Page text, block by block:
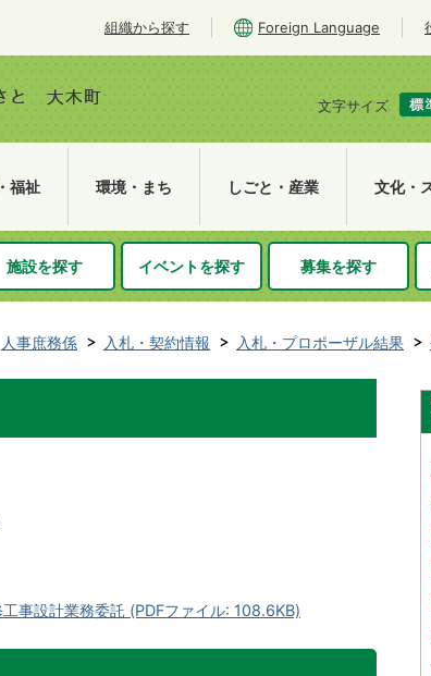
組織から探す Foreign Language
文字サイズ
福祉 環境・まち しごと・産業 文化・
施設を探す イベントを探す 募集を探す
人事庶務係 入札・契約情報 入札・プロポーザル結果
事設計業務委託 (PDFファイル: 108.6KB)